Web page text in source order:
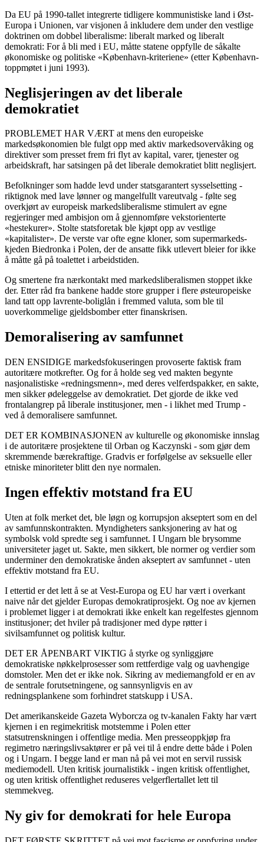
Da EU på 1990-tallet integrerte tidligere kommunistiske land i Øst-
Europa i Unionen, var visjonen å inkludere dem under den vestlige
doktrinen om dobbel liberalisme: liberalt marked og liberalt
demokrati: For å bli med i EU, måtte statene oppfylle de såkalte
økonomiske og politiske «København-kriteriene» (etter København-
toppmøtet i juni 1993).
Neglisjeringen av det liberale
demokratiet
PROBLEMET HAR VÆRT at mens den europeiske
markedsøkonomien ble fulgt opp med aktiv markedsovervåking og
direktiver som presset frem fri flyt av kapital, varer, tjenester og
arbeidskraft, har satsingen på det liberale demokratiet blitt neglisjert.
Befolkninger som hadde levd under statsgarantert sysselsetting -
riktignok med lave lønner og mangelfullt vareutvalg - følte seg
overkjørt av europeisk markedsliberalisme stimulert av egne
regjeringer med ambisjon om å gjennomføre vekstorienterte
«hestekurer». Stolte statsforetak ble kjøpt opp av vestlige
«kapitalister». De verste var ofte egne kloner, som supermarkeds-
kjeden Biedronka i Polen, der de ansatte fikk utlevert bleier for ikke
å måtte gå på toalettet i arbeidstiden.
Og smertene fra nærkontakt med markedsliberalismen stoppet ikke
der. Etter råd fra bankene hadde store grupper i flere østeuropeiske
land tatt opp lavrente-boliglån i fremmed valuta, som ble til
uoverkommelige gjeldsbomber etter finanskrisen.
Demoralisering av samfunnet
DEN ENSIDIGE markedsfokuseringen provoserte faktisk fram
autoritære motkrefter. Og for å holde seg ved makten begynte
nasjonalistiske «redningsmenn», med deres velferdspakker, en sakte,
men sikker ødeleggelse av demokratiet. Det gjorde de ikke ved
frontalangrep på liberale institusjoner, men - i likhet med Trump -
ved å demoralisere samfunnet.
DET ER KOMBINASJONEN av kulturelle og økonomiske innslag
i de autoritære prosjektene til Orban og Kaczynski - som gjør dem
skremmende bærekraftige. Gradvis er forfølgelse av seksuelle eller
etniske minoriteter blitt den nye normalen.
Ingen effektiv motstand fra EU
Uten at folk merket det, ble løgn og korrupsjon akseptert som en del
av samfunnskontrakten. Myndigheters sanksjonering av hat og
symbolsk vold spredte seg i samfunnet. I Ungarn ble brysomme
universiteter jaget ut. Sakte, men sikkert, ble normer og verdier som
underminer den demokratiske ånden akseptert av samfunnet - uten
effektiv motstand fra EU.
I ettertid er det lett å se at Vest-Europa og EU har vært i overkant
naive når det gjelder Europas demokratiprosjekt. Og noe av kjernen
i problemet ligger i at demokrati ikke enkelt kan regelfestes gjennom
institusjoner; det hviler på tradisjoner med dype røtter i
sivilsamfunnet og politisk kultur.
DET ER ÅPENBART VIKTIG å styrke og synliggjøre
demokratiske nøkkelprosesser som rettferdige valg og uavhengige
domstoler. Men det er ikke nok. Sikring av mediemangfold er en av
de sentrale forutsetningene, og sannsynligvis en av
redningsplankene som forhindret statskupp i USA.
Det amerikanskeide Gazeta Wyborcza og tv-kanalen Fakty har vært
kjernen i en regimekritisk motstemme i Polen etter
statsutrenskningen i offentlige media. Men presseoppkjøp fra
regimetro næringslivsaktører er på vei til å endre dette både i Polen
og i Ungarn. I begge land er man nå på vei mot en servil russisk
mediemodell. Uten kritisk journalistikk - ingen kritisk offentlighet,
og uten kritisk offentlighet reduseres velgerflertallet lett til
stemmekveg.
Ny giv for demokrati for hele Europa